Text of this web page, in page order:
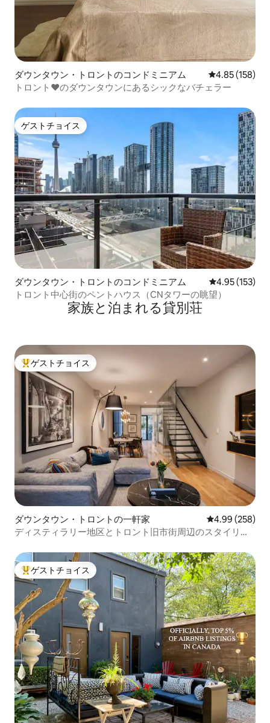
ダウンタウン・トロントのコンドミニアム レビュー158
4.85 (158)
トロント❤️のダウンタウンにあるシックなバチェラー
ゲストチョイス
ゲストチョイス
ダウンタウン・トロントのコンドミニアム レビュー153
4.95 (153)
トロント中心街のペントハウス（CNタワーの眺望）
家族と泊まれる貸別荘
大好評のゲストチョイスです。
ゲストチョイス
ダウンタウン・トロントの一軒家 レビュー258
4.99 (258)
ディスティラリー地区とトロント旧市街周辺のスタイリッ
大好評のゲストチョイスです。
ゲストチョイス